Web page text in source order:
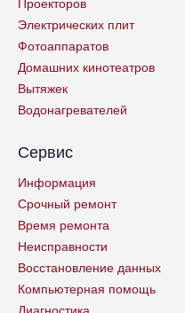
Проекторов
Электрических плит
Фотоаппаратов
Домашних кинотеатров
Вытяжек
Водонагревателей
Сервис
Информация
Срочный ремонт
Время ремонта
Неисправности
Восстановление данных
Компьютерная помощь
Диагностика